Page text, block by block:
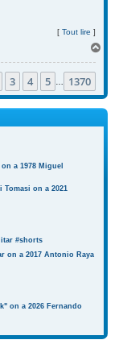
[ Tout lire ]
3 4 5 1370
a 1978 Miguel
Tomasi on a 2021
#shorts
on a 2017 Antonio Raya
on a 2026 Fernando